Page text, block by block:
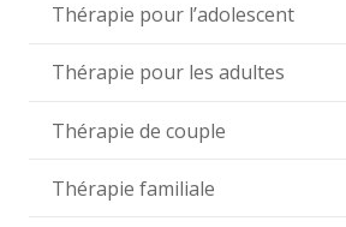
Thérapie pour l’adolescent
Thérapie pour les adultes
Thérapie de couple
Thérapie familiale